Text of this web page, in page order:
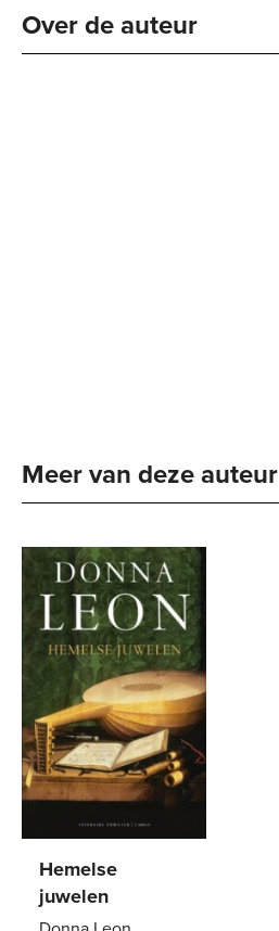
Over de auteur
Meer van deze auteur
Hemelse
juwelen